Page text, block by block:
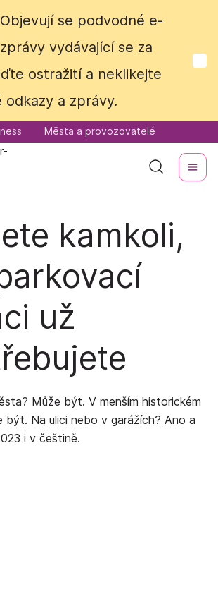
se podvodné e-
vydávající se za
ostražití a neklikejte
odkazy a zprávy.
Města a provozovatelé
se podvodné e-
vydávající se za
ostražití a neklikejte
odkazy a zprávy.
Města a provozovatelé
kamkoli,
už
Může být. V menším historickém
být. Na ulici nebo v garážích? Ano a
i v češtině.